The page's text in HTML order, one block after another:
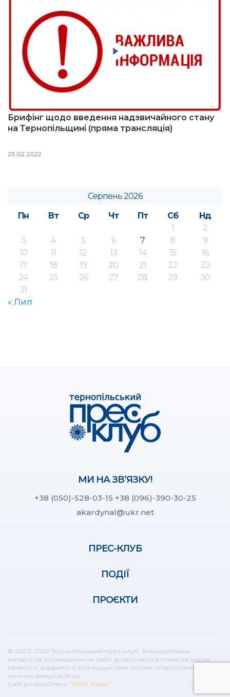
Брифінг щодо введення надзвичайного стану
на Тернопільщині (пряма трансляція)
23.02.2022
Серпень 2026
Пн
Вт Ср Чт Пт Сб
Нд
1
2
3
4 5 6 7 8
9
10
11 12 13 14 15
16
17
18 19 20 21 22
23
24
25 26 27 28 29
30
31
« Лип
МИ НА ЗВ’ЯЗКУ!
+38 (050)-528-03-15 +38 (096)-390-30-25
akardynal@ukr.net
ПРЕС-КЛУБ
ПОДІЇ
ПРОЄКТИ
© 2003-2026 Тернопільський прес-клуб. Використання
матеріалів, розміщених на сайті, дозволяється тільки за умови
прямого, відкритого для пошукових систем гіперпосилання
на www.pressclub.te.ua
Сайт розроблено "GorD Studio"